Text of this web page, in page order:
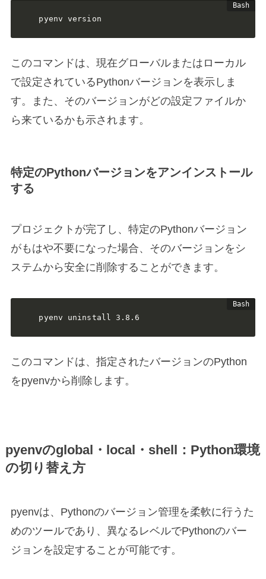
pyenv version
このコマンドは、現在グローバルまたはローカル
で設定されているPythonバージョンを表示しま
す。また、そのバージョンがどの設定ファイルか
ら来ているかも示されます。
特定のPythonバージョンをアンインストール
する
プロジェクトが完了し、特定のPythonバージョン
がもはや不要になった場合、そのバージョンをシ
ステムから安全に削除することができます。
pyenv uninstall 3.8.6
このコマンドは、指定されたバージョンのPython
をpyenvから削除します。
pyenvのglobal・local・shell：Python環境
の切り替え方
pyenvは、Pythonのバージョン管理を柔軟に行うた
めのツールであり、異なるレベルでPythonのバー
ジョンを設定することが可能です。